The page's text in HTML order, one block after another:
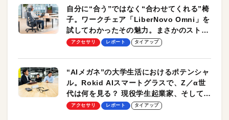
自分に“合う”ではなく“合わせてくれる”椅
子。ワークチェア「LiberNovo Omni」を
試してわかったその魅力。まさかのストレ
ッチ機能も搭載
アクセサリ レポート タイアップ
“AIメガネ”の大学生活におけるポテンシャ
ル。Rokid AIスマートグラスで、Z／α世
代は何を見る？ 現役学生起業家、そして教
授による体験会レポート【PR】
アクセサリ レポート タイアップ